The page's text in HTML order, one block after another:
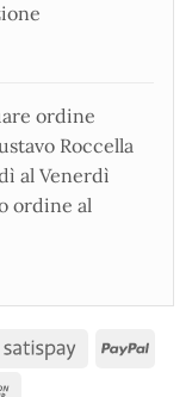
ordine
Roccella
al Venerdì
ordine al